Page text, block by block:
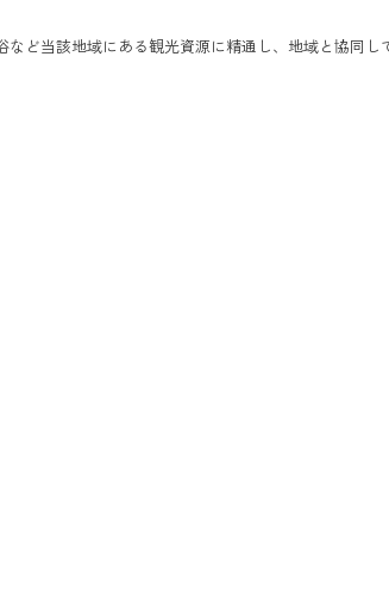
ど当該地域にある観光資源に精通し、地域と協同し